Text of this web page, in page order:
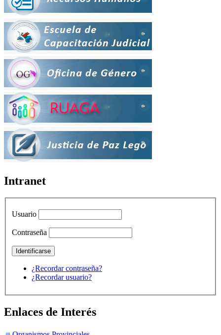
Intranet
Usuario
Contraseña
¿Recordar contraseña?
¿Recordar usuario?
Enlaces de Interés